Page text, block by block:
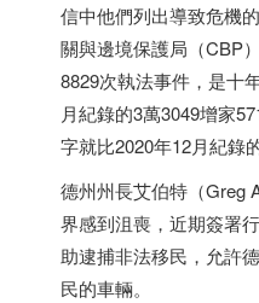
信中他們列出導致危機
關與邊境保護局（CBP
8829次執法事件，是十
月紀錄的3萬3049增家
字就比2020年12月紀錄
德州州長艾伯特（Greg
界感到沮喪，近期簽署
助逮捕非法移民，允許
民的車輛。